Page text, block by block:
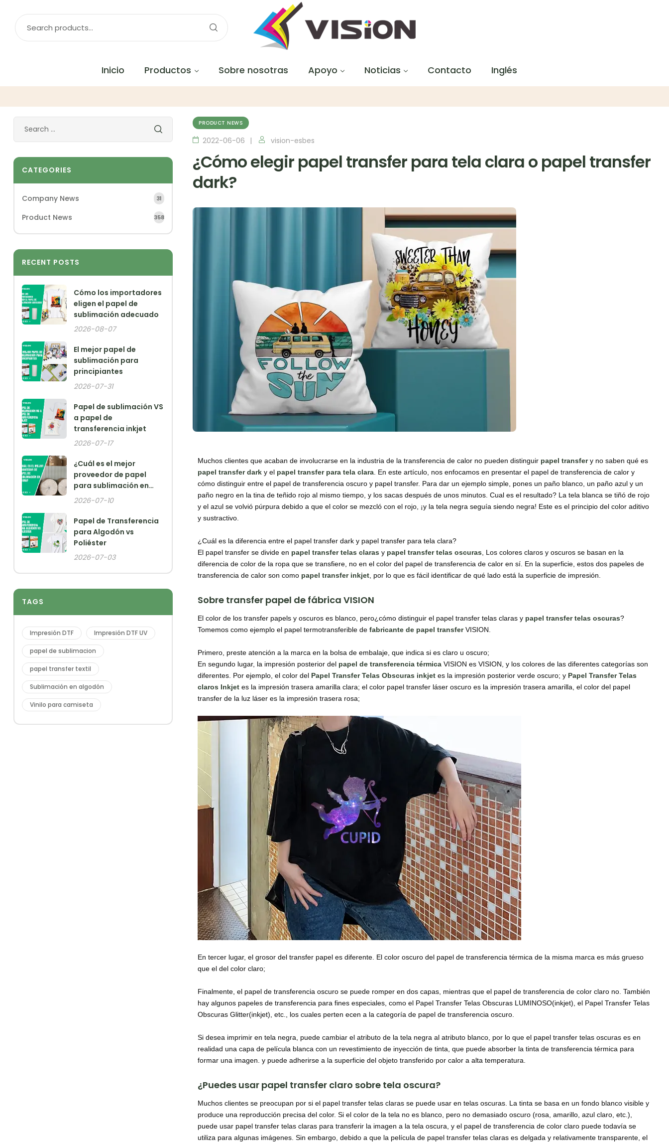
Inicio Productos Sobre nosotras Apoyo Noticias Contacto Inglés
PRODUCT NEWS
2022-06-06 vision-esbes
¿Cómo elegir papel transfer para tela clara o papel transfer
dark?
Muchos clientes que acaban de involucrarse en la industria de la transferencia de calor no pueden distinguir papel transfery no saben qué es
papel transferdark y el papel transfer para tela clara . En este artículo, nos enfocamos en presentar el papel de transferencia de calor y
cómo distinguir entre el papel de transferencia oscuro y papel transfer. Para dar un ejemplo simple, pones un paño blanco, un paño azul y un
paño negro en la tina de teñido rojo al mismo tiempo, y los sacas después de unos minutos. Cual es el resultado? La tela blanca se tiñó de rojo
y el azul se volvió púrpura debido a que el color se mezcló con el rojo, ¡y la tela negra seguía siendo negra! Este es el principio del color aditivo
y sustractivo.
¿Cuál es la diferencia entre el papel transfer dark y papel transfer para tela clara?
El papel transfer se divide en papel transfer telas claras y papel transfer telas oscuras , Los colores claros y oscuros se basan en la
diferencia de color de la ropa que se transfiere, no en el color del papel de transferencia de calor en sí. En la superficie, estos dos papeles de
transferencia de calor son como papel transfer inkjet , por lo que es fácil identificar de qué lado está la superficie de impresión.
Sobre transfer papel de fábrica VISION
El color de los transfer papels y oscuros es blanco, pero¿cómo distinguir el papel transfer telas claras y papel transfer telas oscuras?
Tomemos como ejemplo el papel termotransferible de fabricante de papel transferVISION.
Primero, preste atención a la marca en la bolsa de embalaje, que indica si es claro u oscuro;
En segundo lugar, la impresión posterior del papel de transferencia térmica VISION es VISION, y los colores de las diferentes categorías son
diferentes. Por ejemplo, el color del Papel Transfer Telas Obscuras inkjet es la impresión posterior verde oscuro; y Papel Transfer Telas
claros Inkjet es la impresión trasera amarilla clara; el color papel transfer láser oscuro es la impresión trasera amarilla, el color del papel
transfer de la luz láser es la impresión trasera rosa;
En tercer lugar, el grosor del transfer papel es diferente. El color oscuro del papel de transferencia térmica de la misma marca es más grueso
que el del color claro;
Finalmente, el papel de transferencia oscuro se puede romper en dos capas, mientras que el papel de transferencia de color claro no. También
hay algunos papeles de transferencia para fines especiales, como el Papel Transfer Telas Obscuras LUMINOSO(inkjet), el Papel Transfer Telas
Obscuras Glitter(inkjet), etc., los cuales perten ecen a la categoría de papel de transferencia oscuro.
Si desea imprimir en tela negra, puede cambiar el atributo de la tela negra al atributo blanco, por lo que el papel transfer telas oscuras es en
realidad una capa de película blanca con un revestimiento de inyección de tinta, que puede absorber la tinta de transferencia térmica para
formar una imagen. y puede adherirse a la superficie del objeto transferido por calor a alta temperatura.
¿Puedes usar papel transfer claro sobre tela oscura?
Muchos clientes se preocupan por si el papel transfer telas claras se puede usar en telas oscuras. La tinta se basa en un fondo blanco visible y
produce una reproducción precisa del color. Si el color de la tela no es blanco, pero no demasiado oscuro (rosa, amarillo, azul claro, etc.),
puede usar papel transfer telas claras para transferir la imagen a la tela oscura, y el papel de transferencia de color claro puede todavía se
utiliza para algunas imágenes. Sin embargo, debido a que la película de papel transfer telas claras es delgada y relativamente transparente, el
CATEGORIES
Company News 31
Product News 358
RECENT POSTS
Cómo los importadores
eligen el papel de
sublimación adecuado
2026-08-07
El mejor papel de
sublimación para
principiantes
2026-07-31
Papel de sublimación VS
a papel de
transferencia inkjet
2026-07-17
¿Cuál es el mejor
proveedor de papel
para sublimación en
China?
2026-07-10
Papel de Transferencia
para Algodón vs
Poliéster
2026-07-03
TAGS
Impresión DTF Impresión DTF UV
papel de sublimacion
papel transfer textil
Sublimación en algodón
Vinilo para camiseta